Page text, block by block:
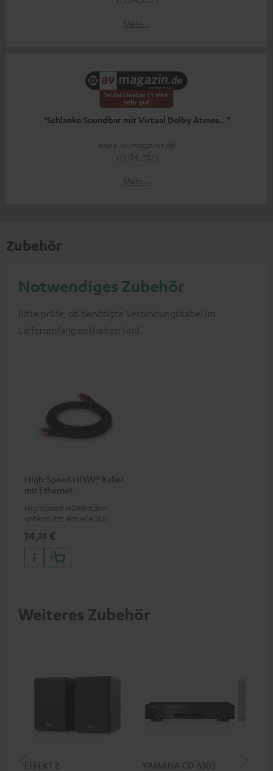
Mehr...
"Schlanke Soundbar mit Virtual Dolby Atmos..."
www.av-magazin.de
03.04.2025
Mehr...
Zubehör
Notwendiges Zubehör
Bitte prüfe, ob benötigte Verbindungskabel im
Lieferumfang enthalten sind.
High-Speed HDMI® Kabel
mit Ethernet
Highspeed HDMI-Kabel
unterstützt aktuelle Standards
14,28 €
Weiteres Zubehör
EFFEKT 2 YAMAHA CD-S303